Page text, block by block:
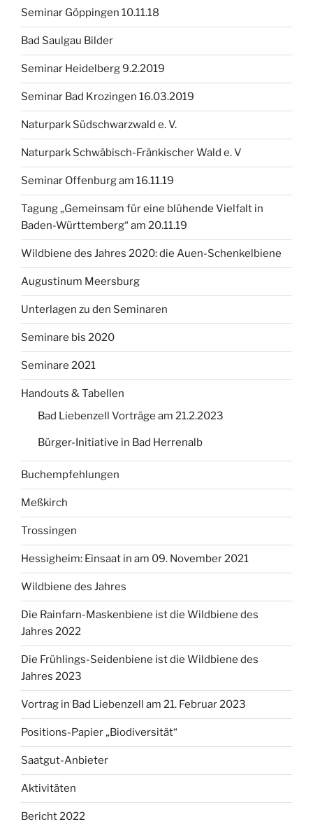
Seminar Göppingen 10.11.18
Bad Saulgau Bilder
Seminar Heidelberg 9.2.2019
Seminar Bad Krozingen 16.03.2019
Naturpark Südschwarzwald e. V.
Naturpark Schwäbisch-Fränkischer Wald e. V
Seminar Offenburg am 16.11.19
Tagung „Gemeinsam für eine blühende Vielfalt in
Baden-Württemberg“ am 20.11.19
Wildbiene des Jahres 2020: die Auen-Schenkelbiene
Augustinum Meersburg
Unterlagen zu den Seminaren
Seminare bis 2020
Seminare 2021
Handouts & Tabellen
Bad Liebenzell Vorträge am 21.2.2023
Bürger-Initiative in Bad Herrenalb
Buchempfehlungen
Meßkirch
Trossingen
Hessigheim: Einsaat in am 09. November 2021
Wildbiene des Jahres
Die Rainfarn-Maskenbiene ist die Wildbiene des
Jahres 2022
Die Frühlings-Seidenbiene ist die Wildbiene des
Jahres 2023
Vortrag in Bad Liebenzell am 21. Februar 2023
Positions-Papier „Biodiversität“
Saatgut-Anbieter
Aktivitäten
Bericht 2022